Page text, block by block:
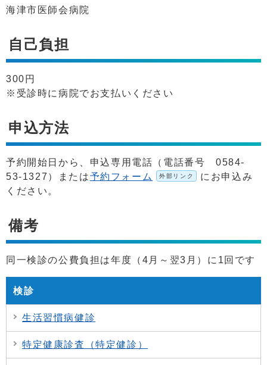
海津市医師会病院
自己負担
300円
※受診時に病院でお支払いください
申込方法
予約開始日から、申込専用電話（電話番号 0584-
53-1327）または予約フォーム 外部リンク
にお申込み
ください。
備考
同一検診の公費負担は年度（4月～翌3月）に1回です
検診
生活習慣病健診
特定健康診査（特定健診）